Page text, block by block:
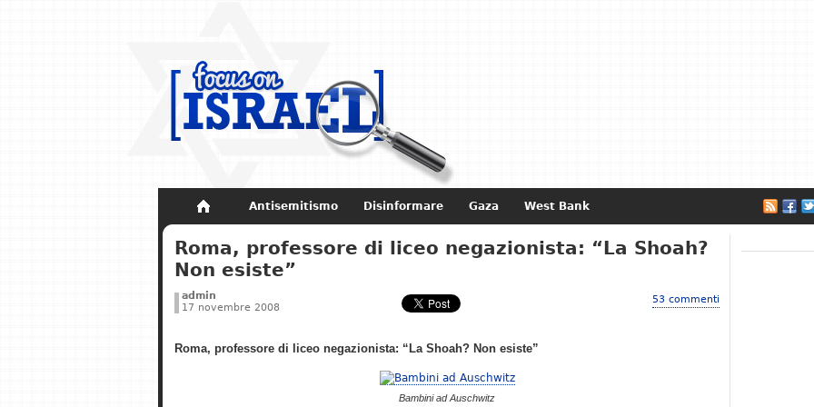
Antisemitismo Disinformare Gaza West Bank
Non dimenticare Storia di Israele
Roma, professore di liceo negazionista: “La Shoah?
Non esiste”
admin
17 novembre 2008
53 commenti
Roma, professore di liceo negazionista: “La Shoah? Non esiste”
Bambini ad Auschwitz